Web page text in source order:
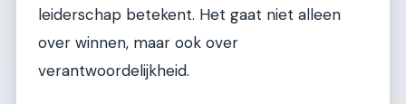
leiderschap betekent. Het gaat niet alleen
over winnen, maar ook over
verantwoordelijkheid.